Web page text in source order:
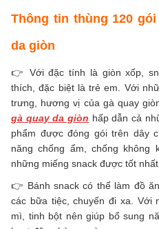
Thông tin thùng 120
da giòn
👉 Với đặc tính là giòn xốp,
thích, đặc biệt là trẻ em. Với
trưng, hương vị của gà quay
gà quay da giòn hấp dẫn cả
phẩm được đóng gói trên dây
năng chống ẩm, chống không
những miếng snack được tốt nhất.
👉 Bánh snack có thể làm đồ
các bữa tiệc, chuyến đi xa. Với
mì, tinh bột nên giúp bổ sung